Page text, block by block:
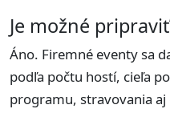
Je možné
Áno. Firemné eventy sa
podľa počtu hostí, cieľa
programu, stravovania